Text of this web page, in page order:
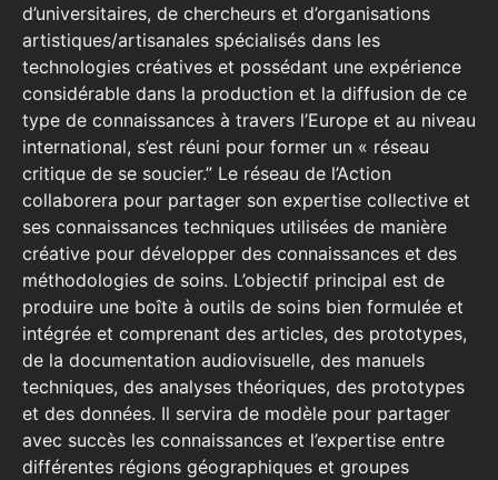
d’universitaires, de chercheurs et d’organisations
artistiques/artisanales spécialisés dans les
technologies créatives et possédant une expérience
considérable dans la production et la diffusion de ce
type de connaissances à travers l’Europe et au niveau
international, s’est réuni pour former un « réseau
critique de se soucier.” Le réseau de l’Action
collaborera pour partager son expertise collective et
ses connaissances techniques utilisées de manière
créative pour développer des connaissances et des
méthodologies de soins. L’objectif principal est de
produire une boîte à outils de soins bien formulée et
intégrée et comprenant des articles, des prototypes,
de la documentation audiovisuelle, des manuels
techniques, des analyses théoriques, des prototypes
et des données. Il servira de modèle pour partager
avec succès les connaissances et l’expertise entre
différentes régions géographiques et groupes